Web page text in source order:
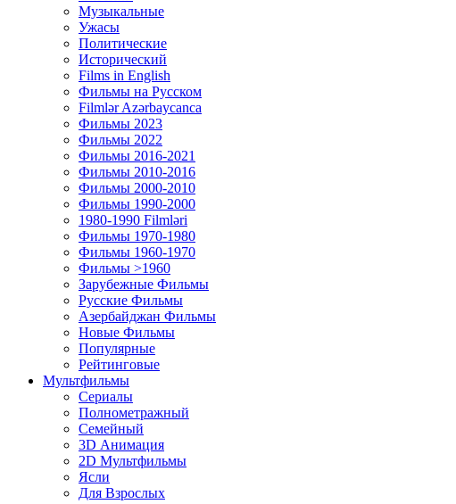
Музыкальные
Ужасы
Политические
Исторический
Films in English
Фильмы на Русском
Filmlər Azərbaycanca
Фильмы 2023
Фильмы 2022
Фильмы 2016-2021
Фильмы 2010-2016
Фильмы 2000-2010
Фильмы 1990-2000
1980-1990 Filmləri
Фильмы 1970-1980
Фильмы 1960-1970
Фильмы >1960
Зарубежные Фильмы
Русские Фильмы
Азербайджан Фильмы
Новые Фильмы
Популярные
Рейтинговые
Мультфильмы
Сериалы
Полнометражный
Семейный
3D Анимация
2D Мультфильмы
Ясли
Для Взрослых